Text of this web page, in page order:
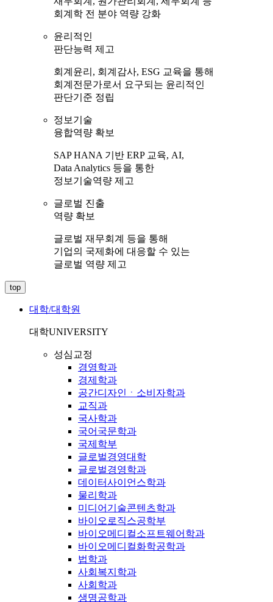
회계학 전 분야 역량 강화
윤리적인
판단능력 제고
회계윤리, 회계감사, ESG 교육을 통해
회계전문가로서 요구되는 윤리적인
판단기준 정립
정보기술
융합역량 확보
SAP HANA 기반 ERP 교육, AI,
Data Analytics 등을 통한
정보기술역량 제고
글로벌 진출
역량 확보
글로벌 재무회계 등을 통해
기업의 국제화에 대응할 수 있는
글로벌 역량 제고
top
대학/대학원
대학UNIVERSITY
성심교정
경영학과
경제학과
공간디자인ㆍ소비자학과
교직과
국사학과
국어국문학과
국제학부
글로벌경영대학
글로벌경영학과
데이터사이언스학과
물리학과
미디어기술콘텐츠학과
바이오로직스공학부
바이오메디컬소프트웨어학과
바이오메디컬화학공학과
법학과
사회복지학과
사회학과
생명공학과